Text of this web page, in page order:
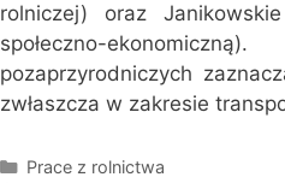
rolniczej) oraz
społeczno-
pozaprzyrodniczych
zwłaszcza w zakresie
Kategorie
Prace z rolnictwa